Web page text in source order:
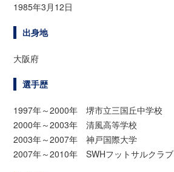
1985年3月12日
出身地
大阪府
選手歴
1997年～2000年 堺市立三国丘中学校
2000年～2003年 清風高等学校
2003年～2007年 神戸国際大学
2007年～2010年 SWHフットサルクラブ